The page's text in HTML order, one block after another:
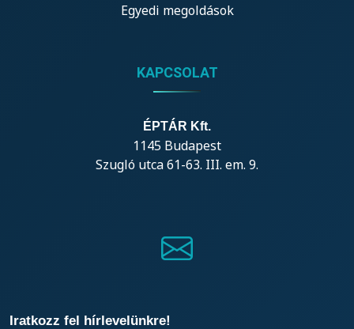
Egyedi megoldások
KAPCSOLAT
ÉPTÁR Kft.
1145 Budapest
Szugló utca 61-63. III. em. 9.
Iratkozz fel hírlevelünkre!